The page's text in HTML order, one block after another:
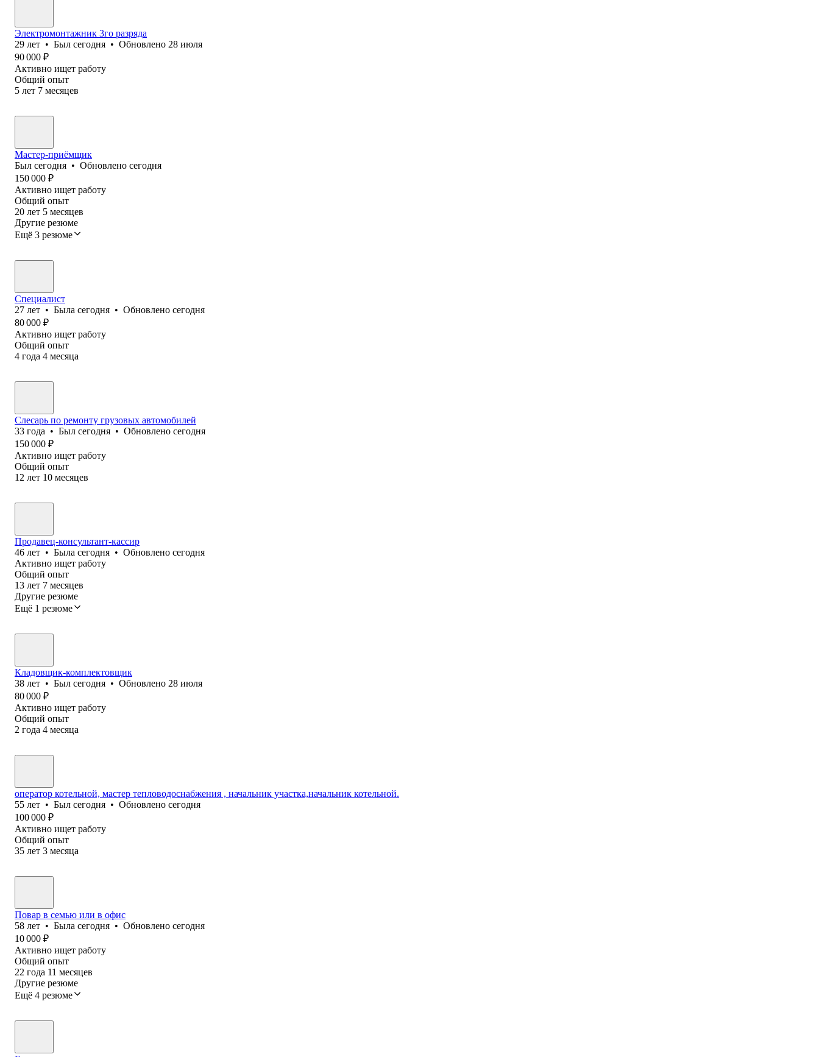
Электромонтажник 3го разряда
29 лет • Был сегодня • Обновлено 28 июля
90 000 ₽
Активно ищет работу
Общий опыт
5 лет 7 месяцев
Мастер-приёмщик
Был сегодня • Обновлено сегодня
150 000 ₽
Активно ищет работу
Общий опыт
20 лет 5 месяцев
Другие резюме
Ещё 3 резюме
Специалист
27 лет • Была сегодня • Обновлено сегодня
80 000 ₽
Активно ищет работу
Общий опыт
4 года 4 месяца
Слесарь по ремонту грузовых автомобилей
33 года • Был сегодня • Обновлено сегодня
150 000 ₽
Активно ищет работу
Общий опыт
12 лет 10 месяцев
Продавец-консультант-кассир
46 лет • Была сегодня • Обновлено сегодня
Активно ищет работу
Общий опыт
13 лет 7 месяцев
Другие резюме
Ещё 1 резюме
Кладовщик-комплектовщик
38 лет • Был сегодня • Обновлено 28 июля
80 000 ₽
Активно ищет работу
Общий опыт
2 года 4 месяца
оператор котельной, мастер тепловодоснабжения , начальник участка,начальник котельной.
55 лет • Был сегодня • Обновлено сегодня
100 000 ₽
Активно ищет работу
Общий опыт
35 лет 3 месяца
Повар в семью или в офис
58 лет • Была сегодня • Обновлено сегодня
10 000 ₽
Активно ищет работу
Общий опыт
22 года 11 месяцев
Другие резюме
Ещё 4 резюме